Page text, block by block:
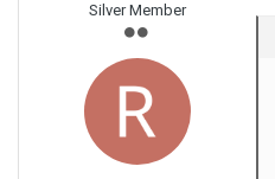
Silver Member